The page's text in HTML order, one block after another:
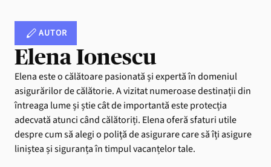
AUTOR
Elena Ionescu
Elena este o călătoare pasionată și expertă în domeniul
asigurărilor de călătorie. A vizitat numeroase destinații din
întreaga lume și știe cât de importantă este protecția
adecvată atunci când călătoriți. Elena oferă sfaturi utile
despre cum să alegi o poliță de asigurare care să îți asigure
liniștea și siguranța în timpul vacanțelor tale.